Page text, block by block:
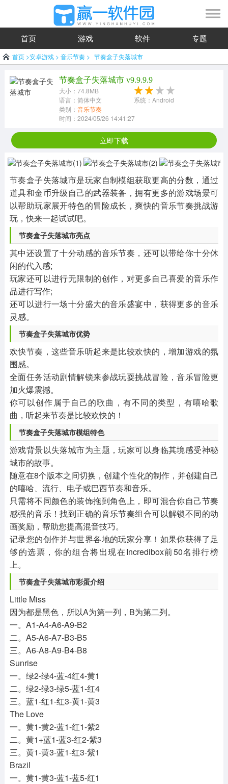
首页 游戏 软件 专题
首页 >安卓游戏 > 音乐节奏 > 节奏盒子失落城市
节奏盒子失落城市 v9.9.9.9
大小：74.8MB
语言：简体中文
系统：Android
类别： 音乐节奏
时间：2024/05/26 14:41:27
立即下载
节奏盒子失落城市是玩家自制模组获取更高的分数，通过
道具和金币升级自己的武器装备，拥有更多的游戏场景可
以帮助玩家展开特色的冒险成长，爽快的音乐节奏挑战游
玩，快来一起试试吧。
节奏盒子失落城市亮点
其中还设置了十分动感的音乐节奏，还可以带给你十分休
闲的代入感;
玩家还可以进行无限制的创作，对更多自己喜爱的音乐作
品进行写作;
还可以进行一场十分盛大的音乐盛宴中，获得更多的音乐
灵感。
节奏盒子失落城市优势
欢快节奏，这些音乐听起来是比较欢快的，增加游戏的氛
围感。
全面任务活动剧情解锁来参战玩耍挑战冒险，音乐冒险更
加火爆震撼。
你可以创作属于自己的歌曲，有不同的类型，有嘻哈歌
曲，听起来节奏是比较欢快的！
节奏盒子失落城市模组特色
游戏背景以失落城市为主题，玩家可以身临其境感受神秘
城市的故事。
随意在8个版本之间切换，创建个性化的制作，并创建自己
的嘻哈、流行、电子或巴西节奏和音乐。
只需将不同颜色的装饰拖到角色上，即可混合你自己节奏
感强的音乐！找到正确的音乐节奏组合可以解锁不同的动
画奖励，帮助您提高混音技巧。
记录您的创作并与世界各地的玩家分享！如果你获得了足
够的选票，你的组合将出现在Incredibox前50名排行榜
上。
节奏盒子失落城市彩蛋介绍
Little Miss
因为都是黑色，所以A为第一列，B为第二列。
一。A1-A4-A6-A9-B2
二。A5-A6-A7-B3-B5
三。A6-A8-A9-B4-B8
Sunrise
一。绿2-绿4-蓝-4红4-黄1
二。绿2-绿3-绿5-蓝1-红4
三。蓝1-红1-红3-黄1-黄3
The Love
一。黄1-黄2-蓝1-红1-紫2
二。黄1+蓝1-蓝3-红2-紫3
三。黄1-黄3-蓝1-红3-紫1
Brazil
一。黄1-黄3-蓝1-蓝5-红1